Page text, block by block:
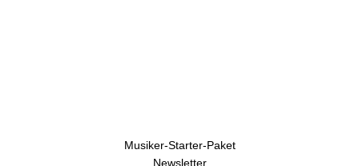
Musiker-Starter-Paket
Newsletter